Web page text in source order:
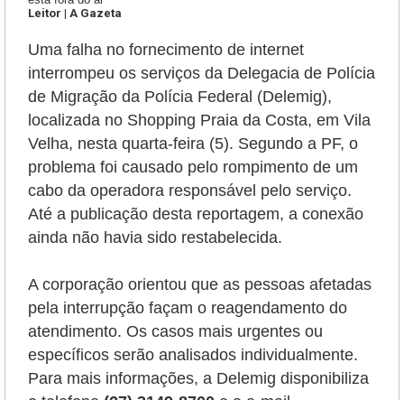
Leitor | A Gazeta
Uma falha no fornecimento de internet
interrompeu os serviços da Delegacia de Polícia
de Migração da Polícia Federal (Delemig),
localizada no Shopping Praia da Costa, em Vila
Velha, nesta quarta-feira (5). Segundo a PF, o
problema foi causado pelo rompimento de um
cabo da operadora responsável pelo serviço.
Até a publicação desta reportagem, a conexão
ainda não havia sido restabelecida.
A corporação orientou que as pessoas afetadas
pela interrupção façam o reagendamento do
atendimento. Os casos mais urgentes ou
específicos serão analisados individualmente.
Para mais informações, a Delemig disponibiliza